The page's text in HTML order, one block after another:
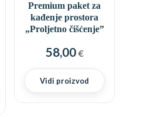
cijena
68,88 €.
Premium paket za
kađenje prostora
„Proljetno čišćenje”
58,00 €
Vidi proizvod